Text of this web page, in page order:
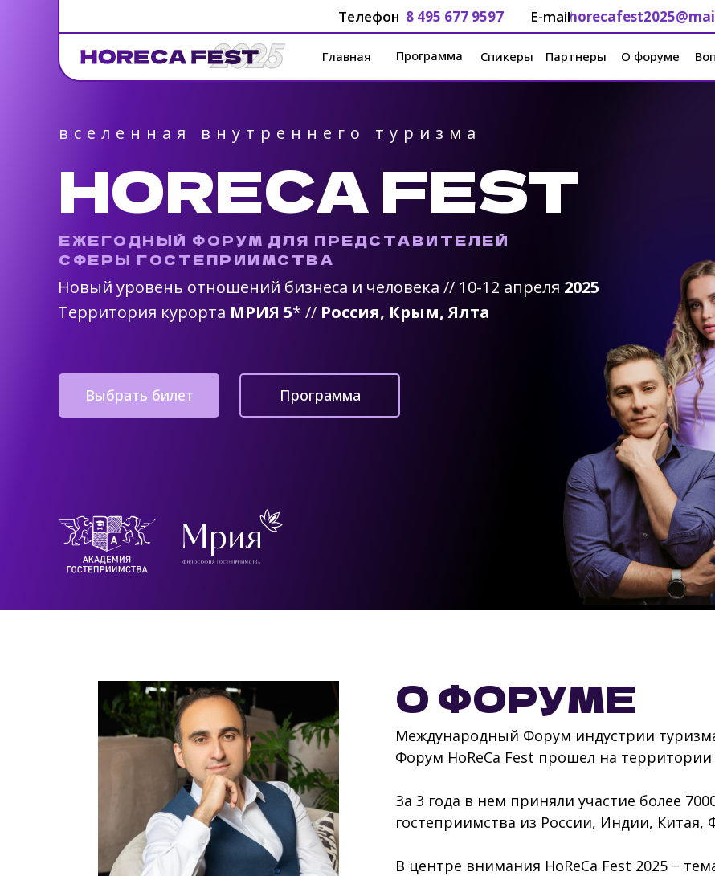
Программа Спикеры Партнеры О форуме
Главная
Телефон 8 495 677 9597 E-mail
HORECA FEST
Новый уровень отношений бизнеса и человека // 10-12 апреля 2025
Территория курорта МРИЯ 5* // Россия, Крым, Ялта
вселенная внутреннего туризма
ЕЖЕГОДНЫЙ ФОРУМ ДЛЯ ПРЕДСТАВИТЕЛЕЙ
СФЕРЫ ГОСТЕПРИИМСТВА
Выбрать билет Программа
О ФОРУМЕ
Международный Форум индустрии
Форум HoReCa Fest прошел на
За 3 года в нем приняли участие более
гостеприимства из России, Индии, Китая,
В центре внимания HoReCa Fest 2025 −